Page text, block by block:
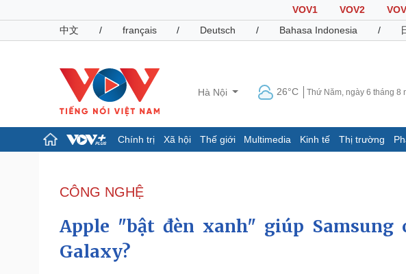
VOV1 VOV2
中文
/ français / Deutsch / Bahasa Indonesia /
Hà Nội 26°C Thứ Năm, ngày 6 tháng 8
Chính trị Xã hội Thế giới Multimedia Kinh tế Thị trường
Đảng
Tổ chức nhân sự
Nhận diện sự thật
Dấu ấn VOV
CÔNG NGHỆ
Apple "bật đèn xanh" giúp
Galaxy?